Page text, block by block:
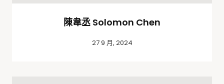
陳韋丞 Solomon Chen
27 9 月, 2024